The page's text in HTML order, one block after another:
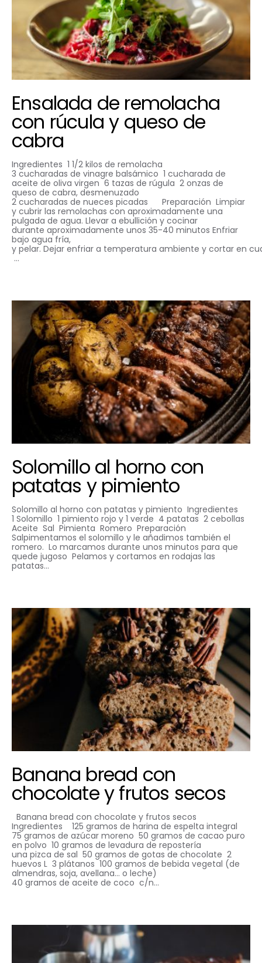
Ensalada de remolacha
con rúcula y queso de
cabra
Ingredientes 1 1/2 kilos de remolacha
3 cucharadas de vinagre balsámico 1 cucharada de
aceite de oliva virgen 6 tazas de rúgula 2 onzas de
queso de cabra, desmenuzado
2 cucharadas de nueces picadas Preparación Limpiar
y cubrir las remolachas con aproximadamente una
pulgada de agua. Llevar a ebullición y cocinar
durante aproximadamente unos 35-40 minutos Enfriar
bajo agua fría,
y pelar. Dejar enfriar a temperatura ambiente y cortar en
…
Solomillo al horno con
patatas y pimiento
Solomillo al horno con patatas y pimiento Ingredientes
1 Solomillo 1 pimiento rojo y 1 verde 4 patatas 2 cebollas
Aceite Sal Pimienta Romero Preparación
Salpimentamos el solomillo y le añadimos también el
romero. Lo marcamos durante unos minutos para que
quede jugoso Pelamos y cortamos en rodajas las
patatas…
Banana bread con
chocolate y frutos secos
Banana bread con chocolate y frutos secos
Ingredientes 125 gramos de harina de espelta integral
75 gramos de azúcar moreno 50 gramos de cacao puro
en polvo 10 gramos de levadura de repostería
una pizca de sal 50 gramos de gotas de chocolate 2
huevos L 3 plátanos 100 gramos de bebida vegetal (de
almendras, soja, avellana… o leche)
40 gramos de aceite de coco c/n…